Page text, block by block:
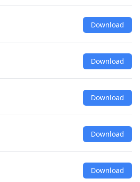
Download
Download
Download
Download
Download